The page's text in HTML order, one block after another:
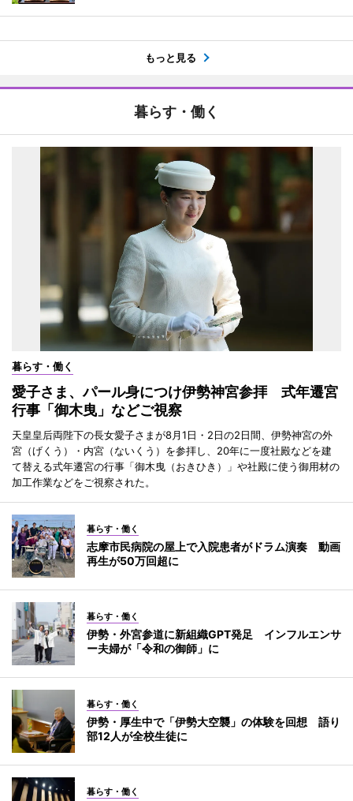
もっと見る
暮らす・働く
暮らす・働く
愛子さま、パール身につけ伊勢神宮参拝 式年遷宮
行事「御木曳」などご視察
天皇皇后両陛下の長女愛子さまが8月1日・2日の2日間、伊勢神宮の外
宮（げくう）・内宮（ないくう）を参拝し、20年に一度社殿などを建
て替える式年遷宮の行事「御木曳（おきひき）」や社殿に使う御用材の
加工作業などをご視察された。
暮らす・働く
志摩市民病院の屋上で入院患者がドラム演奏 動画
再生が50万回超に
暮らす・働く
伊勢・外宮参道に新組織GPT発足 インフルエンサ
ー夫婦が「令和の御師」に
暮らす・働く
伊勢・厚生中で「伊勢大空襲」の体験を回想 語り
部12人が全校生徒に
暮らす・働く